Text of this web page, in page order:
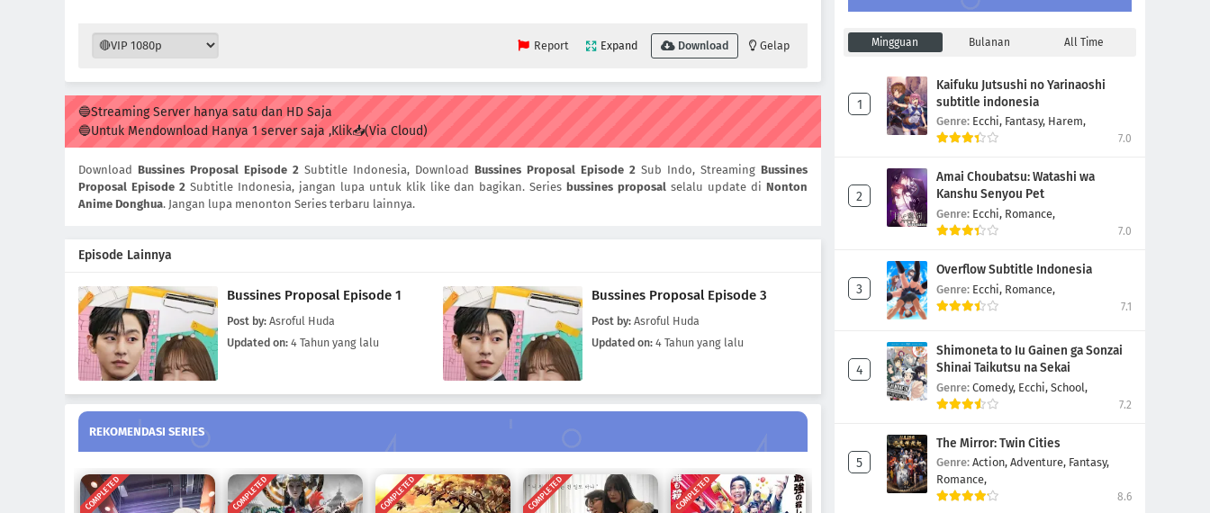
Report Expand Download Gelap
🔵Streaming Server hanya satu dan HD Saja
🔵Untuk Mendownload Hanya 1 server saja ,Klik📥(Via Cloud)
Download Bussines Proposal Episode 2 Subtitle Indonesia, Download Bussines Proposal Episode 2 Sub Indo, Streaming Bussines
Proposal Episode 2 Subtitle Indonesia, jangan lupa untuk klik like dan bagikan. Series bussines proposal selalu update diNonton
Anime Donghua. Jangan lupa menonton Series terbaru lainnya.
Episode Lainnya
Bussines Proposal Episode 1
Post by: Asroful Huda
Updated on: 4 Tahun yang lalu
Bussines Proposal Episode 3
Post by: Asroful Huda
Updated on: 4 Tahun yang lalu
REKOMENDASI SERIES
COMPLETED COMPLETED COMPLETED COMPLETED COMPLETED
Bussines Proposal Episode 4
Eps 4 -4 Tahun yang lalu
Bussines Proposal Episode 3
Eps 3- 4 Tahun yang lalu
Eps 2-4 Tahun yang lalu
Mingguan Bulanan All Time
Kaifuku Jutsushi no Yarinaoshi
subtitle indonesia
Genre: Ecchi, Fantasy, Harem,
7.0
Amai Choubatsu: Watashi wa
Kanshu Senyou Pet
Genre: Ecchi, Romance,
7.0
Overflow Subtitle Indonesia
Genre: Ecchi, Romance,
7.1
Shimoneta to Iu Gainen ga Sonzai
Shinai Taikutsu na Sekai
Genre: Comedy, Ecchi, School,
7.2
The Mirror: Twin Cities
Genre: Action, Adventure, Fantasy,
Romance,
8.6